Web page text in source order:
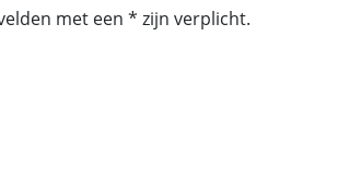
met een * zijn verplicht.